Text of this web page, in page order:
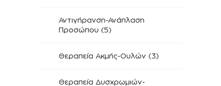
Αντιγήρανση-Ανάπλαση
Προσώπου (5)
Θεραπεία Ακμής-Ουλών (3)
Θεραπεία Δυσχρωμιών-